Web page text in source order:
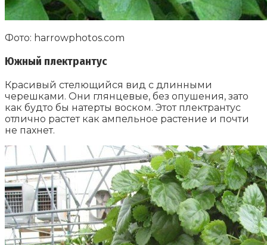
Фото: harrowphotos.com
Южный плектрантус
Красивый стелющийся вид с длинными
черешками. Они глянцевые, без опушения, зато
как будто бы натерты воском. Этот плектрантус
отлично растет как ампельное растение и почти
не пахнет.